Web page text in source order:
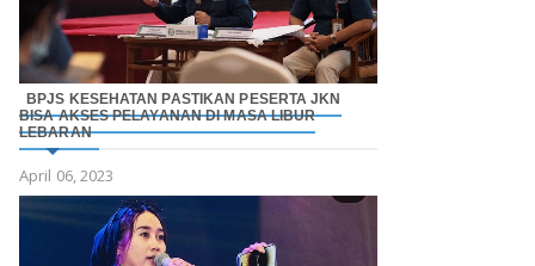
BPJS KESEHATAN PASTIKAN PESERTA JKN
BISA AKSES PELAYANAN DI MASA LIBUR
LEBARAN
April 06, 2023